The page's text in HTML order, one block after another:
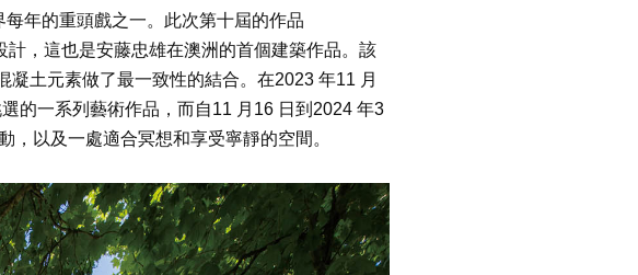
年的重頭戲之一。此次第十屆的作品
，這也是安藤忠雄在澳洲的首個建築作品。該
土元素做了最一致性的結合。在2023 年11 月
的一系列藝術作品，而自11 月16 日到2024 年3
以及一處適合冥想和享受寧靜的空間。